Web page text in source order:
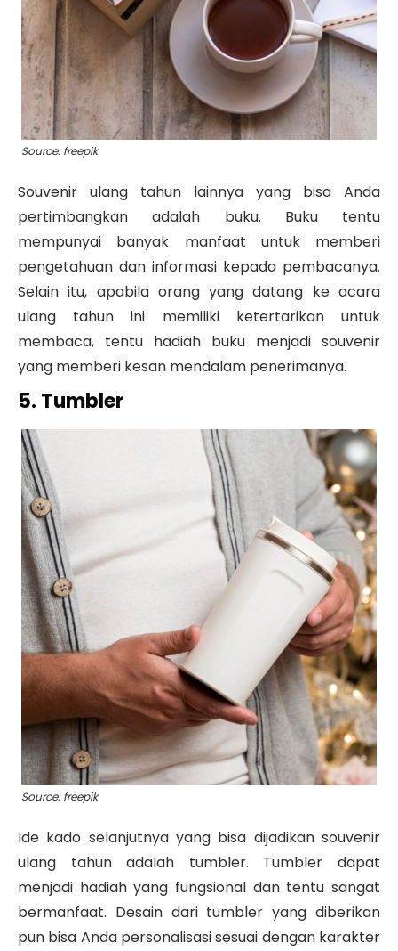
Source: freepik
Souvenir ulang tahun lainnya yang bisa Anda
pertimbangkan adalah buku. Buku tentu
mempunyai banyak manfaat untuk memberi
pengetahuan dan informasi kepada pembacanya.
Selain itu, apabila orang yang datang ke acara
ulang tahun ini memiliki ketertarikan untuk
membaca, tentu hadiah buku menjadi souvenir
yang memberi kesan mendalam penerimanya.
5. Tumbler
Source: freepik
Ide kado selanjutnya yang bisa dijadikan souvenir
ulang tahun adalah tumbler. Tumbler dapat
menjadi hadiah yang fungsional dan tentu sangat
bermanfaat. Desain dari tumbler yang diberikan
pun bisa Anda personalisasi sesuai dengan karakter